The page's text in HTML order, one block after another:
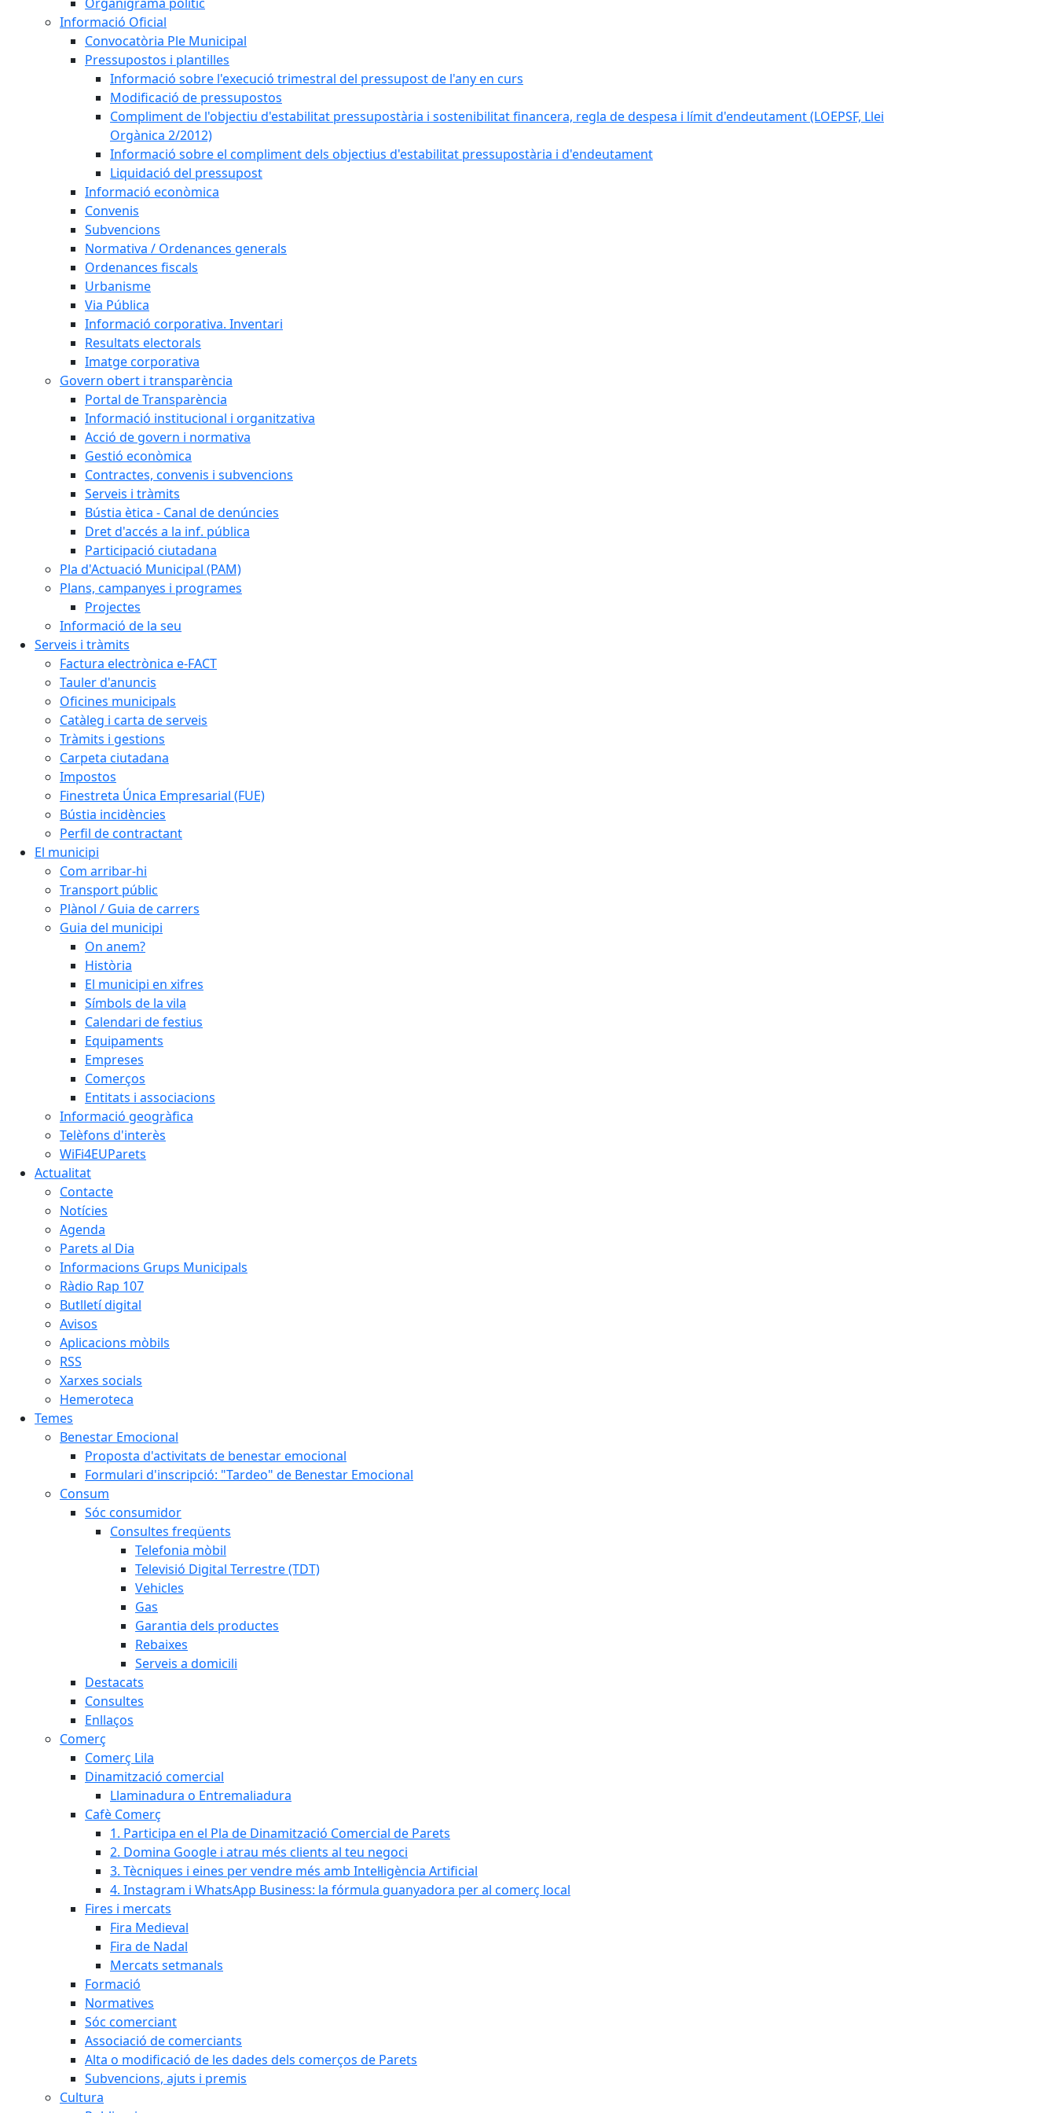
Informació Oficial
Convocatòria Ple Municipal
Pressupostos i plantilles
Informació sobre l'execució trimestral del pressupost de l'any en curs
Modificació de pressupostos
Compliment de l'objectiu d'estabilitat pressupostària i sostenibilitat financera, regla de despesa i límit d'endeutament (LOEPSF, Llei
Orgànica 2/2012)
Informació sobre el compliment dels objectius d'estabilitat pressupostària i d'endeutament
Liquidació del pressupost
Informació econòmica
Convenis
Subvencions
Normativa / Ordenances generals
Ordenances fiscals
Urbanisme
Via Pública
Informació corporativa. Inventari
Resultats electorals
Imatge corporativa
Govern obert i transparència
Portal de Transparència
Informació institucional i organitzativa
Acció de govern i normativa
Gestió econòmica
Contractes, convenis i subvencions
Serveis i tràmits
Bústia ètica - Canal de denúncies
Dret d'accés a la inf. pública
Participació ciutadana
Pla d'Actuació Municipal (PAM)
Plans, campanyes i programes
Projectes
Informació de la seu
Serveis i tràmits
Factura electrònica e-FACT
Tauler d'anuncis
Oficines municipals
Catàleg i carta de serveis
Tràmits i gestions
Carpeta ciutadana
Impostos
Finestreta Única Empresarial (FUE)
Bústia incidències
Perfil de contractant
El municipi
Com arribar-hi
Transport públic
Plànol / Guia de carrers
Guia del municipi
On anem?
Història
El municipi en xifres
Símbols de la vila
Calendari de festius
Equipaments
Empreses
Comerços
Entitats i associacions
Informació geogràfica
Telèfons d'interès
WiFi4EUParets
Actualitat
Contacte
Notícies
Agenda
Parets al Dia
Informacions Grups Municipals
Ràdio Rap 107
Butlletí digital
Avisos
Aplicacions mòbils
RSS
Xarxes socials
Hemeroteca
Temes
Benestar Emocional
Proposta d'activitats de benestar emocional
Formulari d'inscripció: "Tardeo" de Benestar Emocional
Consum
Sóc consumidor
Consultes freqüents
Telefonia mòbil
Televisió Digital Terrestre (TDT)
Vehicles
Gas
Garantia dels productes
Rebaixes
Serveis a domicili
Destacats
Consultes
Enllaços
Comerç
Comerç Lila
Dinamització comercial
Llaminadura o Entremaliadura
Cafè Comerç
1. Participa en el Pla de Dinamització Comercial de Parets
2. Domina Google i atrau més clients al teu negoci
3. Tècniques i eines per vendre més amb Intel·ligència Artificial
4. Instagram i WhatsApp Business: la fórmula guanyadora per al comerç local
Fires i mercats
Fira Medieval
Fira de Nadal
Mercats setmanals
Formació
Normatives
Sóc comerciant
Associació de comerciants
Alta o modificació de les dades dels comerços de Parets
Subvencions, ajuts i premis
Cultura